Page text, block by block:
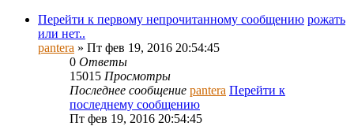
Перейти к первому непрочитанному сообщению рожать
или нет..
pantera » Пт фев 19, 2016 20:54:45
0 Ответы
15015 Просмотры
Последнее сообщение pantera Перейти к
последнему сообщению
Пт фев 19, 2016 20:54:45